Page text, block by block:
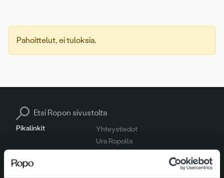
Pahoittelut, ei tuloksia.
Pikalinkit
Yhteystiedot
Ura Ropolla
Search for: